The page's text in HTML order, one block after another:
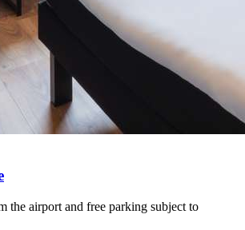
the airport and free parking subject to